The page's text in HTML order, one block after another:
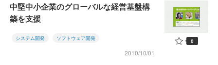
中堅中小企業のグローバルな経営基盤構
築を支援
システム開発 ソフトウェア開発
2010/10/01
0